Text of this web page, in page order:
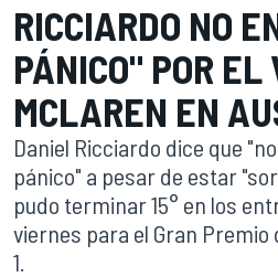
RICCIARDO NO
PÁNICO" POR EL
MCLAREN EN
Daniel Ricciardo dice que
pánico" a pesar de estar
pudo terminar 15° en los
viernes para el Gran Premio
1.